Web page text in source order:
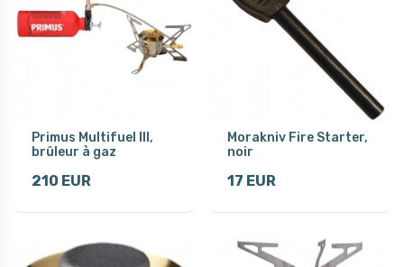
Primus Multifuel III,
brûleur à gaz
210 EUR
Morakniv Fire Starter,
noir
17 EUR